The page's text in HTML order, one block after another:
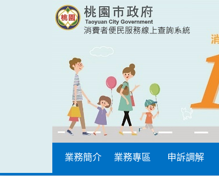
業務簡介 業務專區 申訴調解